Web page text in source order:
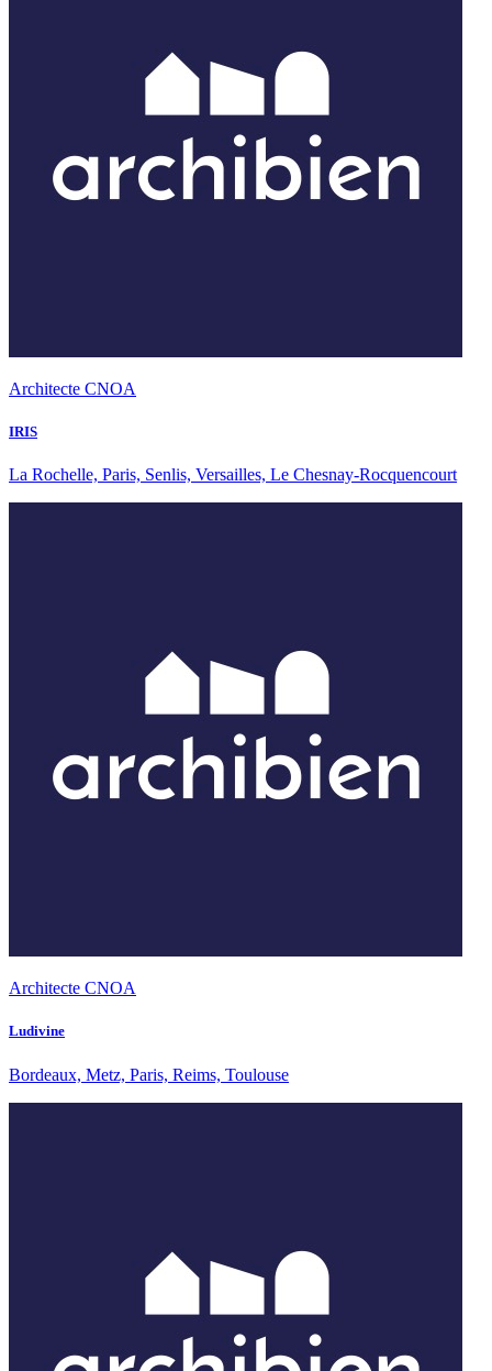
Architecte CNOA
IRIS
La Rochelle, Paris, Senlis, Versailles, Le Chesnay-Rocquencourt
Architecte CNOA
Ludivine
Bordeaux, Metz, Paris, Reims, Toulouse